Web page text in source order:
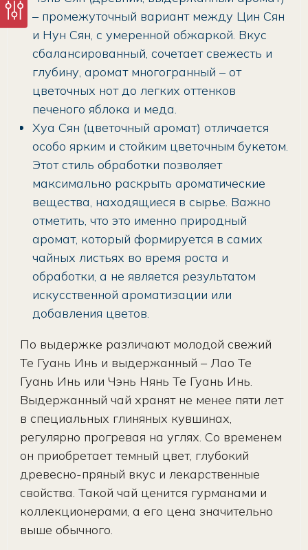
– промежуточный вариант между Цин Сян
и Нун Сян, с умеренной обжаркой. Вкус
сбалансированный, сочетает свежесть и
глубину, аромат многогранный – от
цветочных нот до легких оттенков
печеного яблока и меда.
Хуа Сян (цветочный аромат) отличается
особо ярким и стойким цветочным букетом.
Этот стиль обработки позволяет
максимально раскрыть ароматические
вещества, находящиеся в сырье. Важно
отметить, что это именно природный
аромат, который формируется в самих
чайных листьях во время роста и
обработки, а не является результатом
искусственной ароматизации или
добавления цветов.
По выдержке различают молодой свежий
Те Гуань Инь и выдержанный – Лао Те
Гуань Инь или Чэнь Нянь Те Гуань Инь.
Выдержанный чай хранят не менее пяти лет
в специальных глиняных кувшинах,
регулярно прогревая на углях. Со временем
он приобретает темный цвет, глубокий
древесно-пряный вкус и лекарственные
свойства. Такой чай ценится гурманами и
коллекционерами, а его цена значительно
выше обычного.